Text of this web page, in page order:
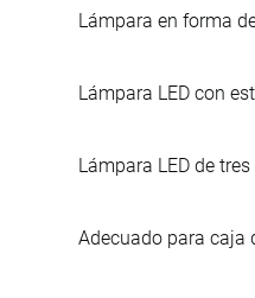
Lámpara en forma
Lámpara LED con
Lámpara LED de
Adecuado para caja